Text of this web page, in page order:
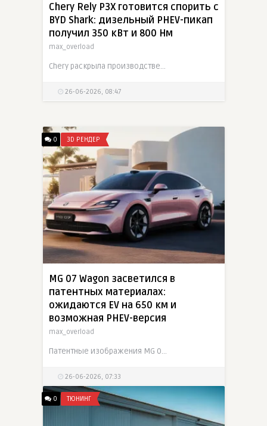
Chery Rely P3X готовится спорить с
BYD Shark: дизельный PHEV-пикап
получил 350 кВт и 800 Нм
max_overload
Chery раскрыла производственные изображения Rely P3X - дизельного подключаемого гибридного пикапа на архитектуре Kaitan. Машина сочетает 2,5-литровый битурбодизель и электропривод, суммарно выдавая
26-06-2026, 08:47
0 3D РЕНДЕР
MG 07 Wagon засветился в
патентных материалах:
ожидаются EV на 650 км и
возможная PHEV-версия
max_overload
Патентные изображения MG 07 Wagon появились в Китае и раскрыли практичный кузов универсал для новой линейки MG 07. Снимки опубликованы китайским патентным ведомством и затем разошлись через
26-06-2026, 07:33
0 ТЮНИНГ